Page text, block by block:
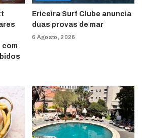
com
Ericeira Surf Clube anuncia
duas provas de mar
6 Agosto, 2026